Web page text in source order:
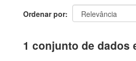
Ordenar por
1 conjunto de dados